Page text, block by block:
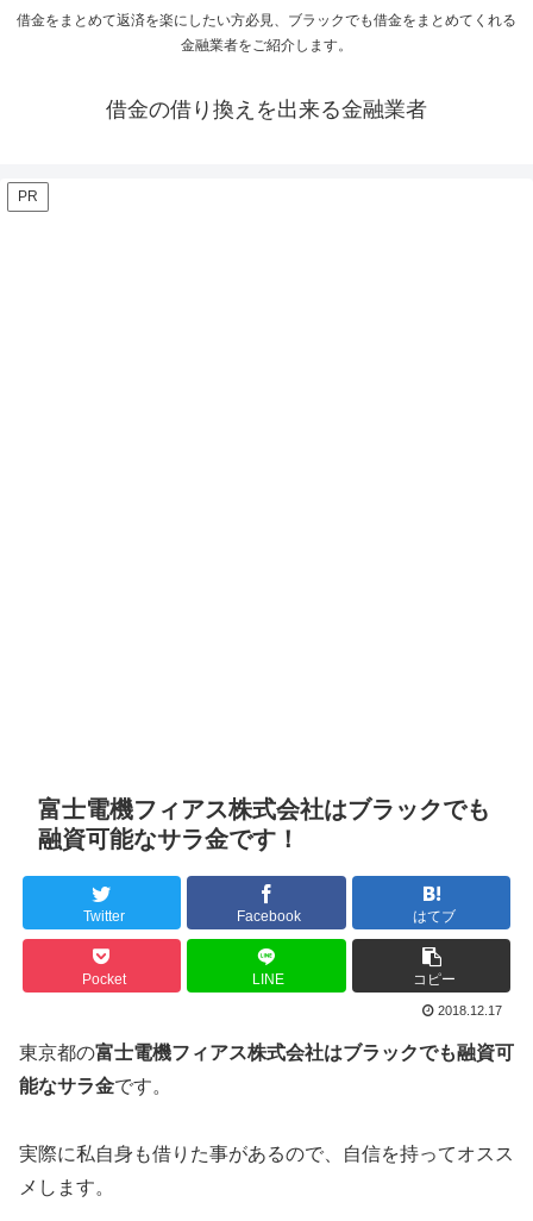
借金をまとめて返済を楽にしたい方必見、ブラックでも借金をまとめてくれる
金融業者をご紹介します。
借金の借り換えを出来る金融業者
PR
富士電機フィアス株式会社はブラックでも
融資可能なサラ金です！
Twitter Facebook はてブ
Pocket LINE コピー
2018.12.17
東京都の富士電機フィアス株式会社はブラックでも融資可
能なサラ金です。
実際に私自身も借りた事があるので、自信を持ってオスス
メします。